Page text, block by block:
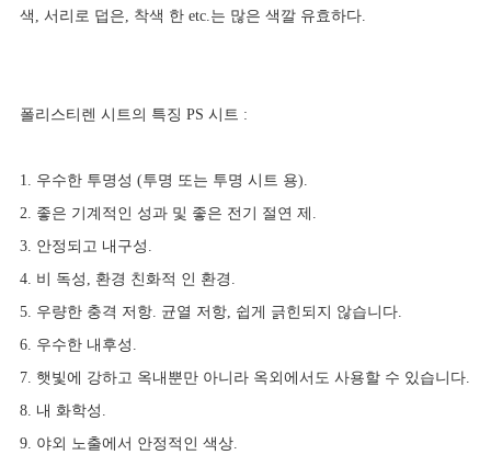
색, 서리로 덥은, 착색 한 etc.는 많은 색깔 유효하다.
폴리스티렌 시트의 특징 PS 시트 :
1. 우수한 투명성 (투명 또는 투명 시트 용).
2. 좋은 기계적인 성과 및 좋은 전기 절연 제.
3. 안정되고 내구성.
4. 비 독성, 환경 친화적 인 환경.
5. 우량한 충격 저항. 균열 저항, 쉽게 긁힌되지 않습니다.
6. 우수한 내후성.
7. 햇빛에 강하고 옥내뿐만 아니라 옥외에서도 사용할 수 있습니다.
8. 내 화학성.
9. 야외 노출에서 안정적인 색상.